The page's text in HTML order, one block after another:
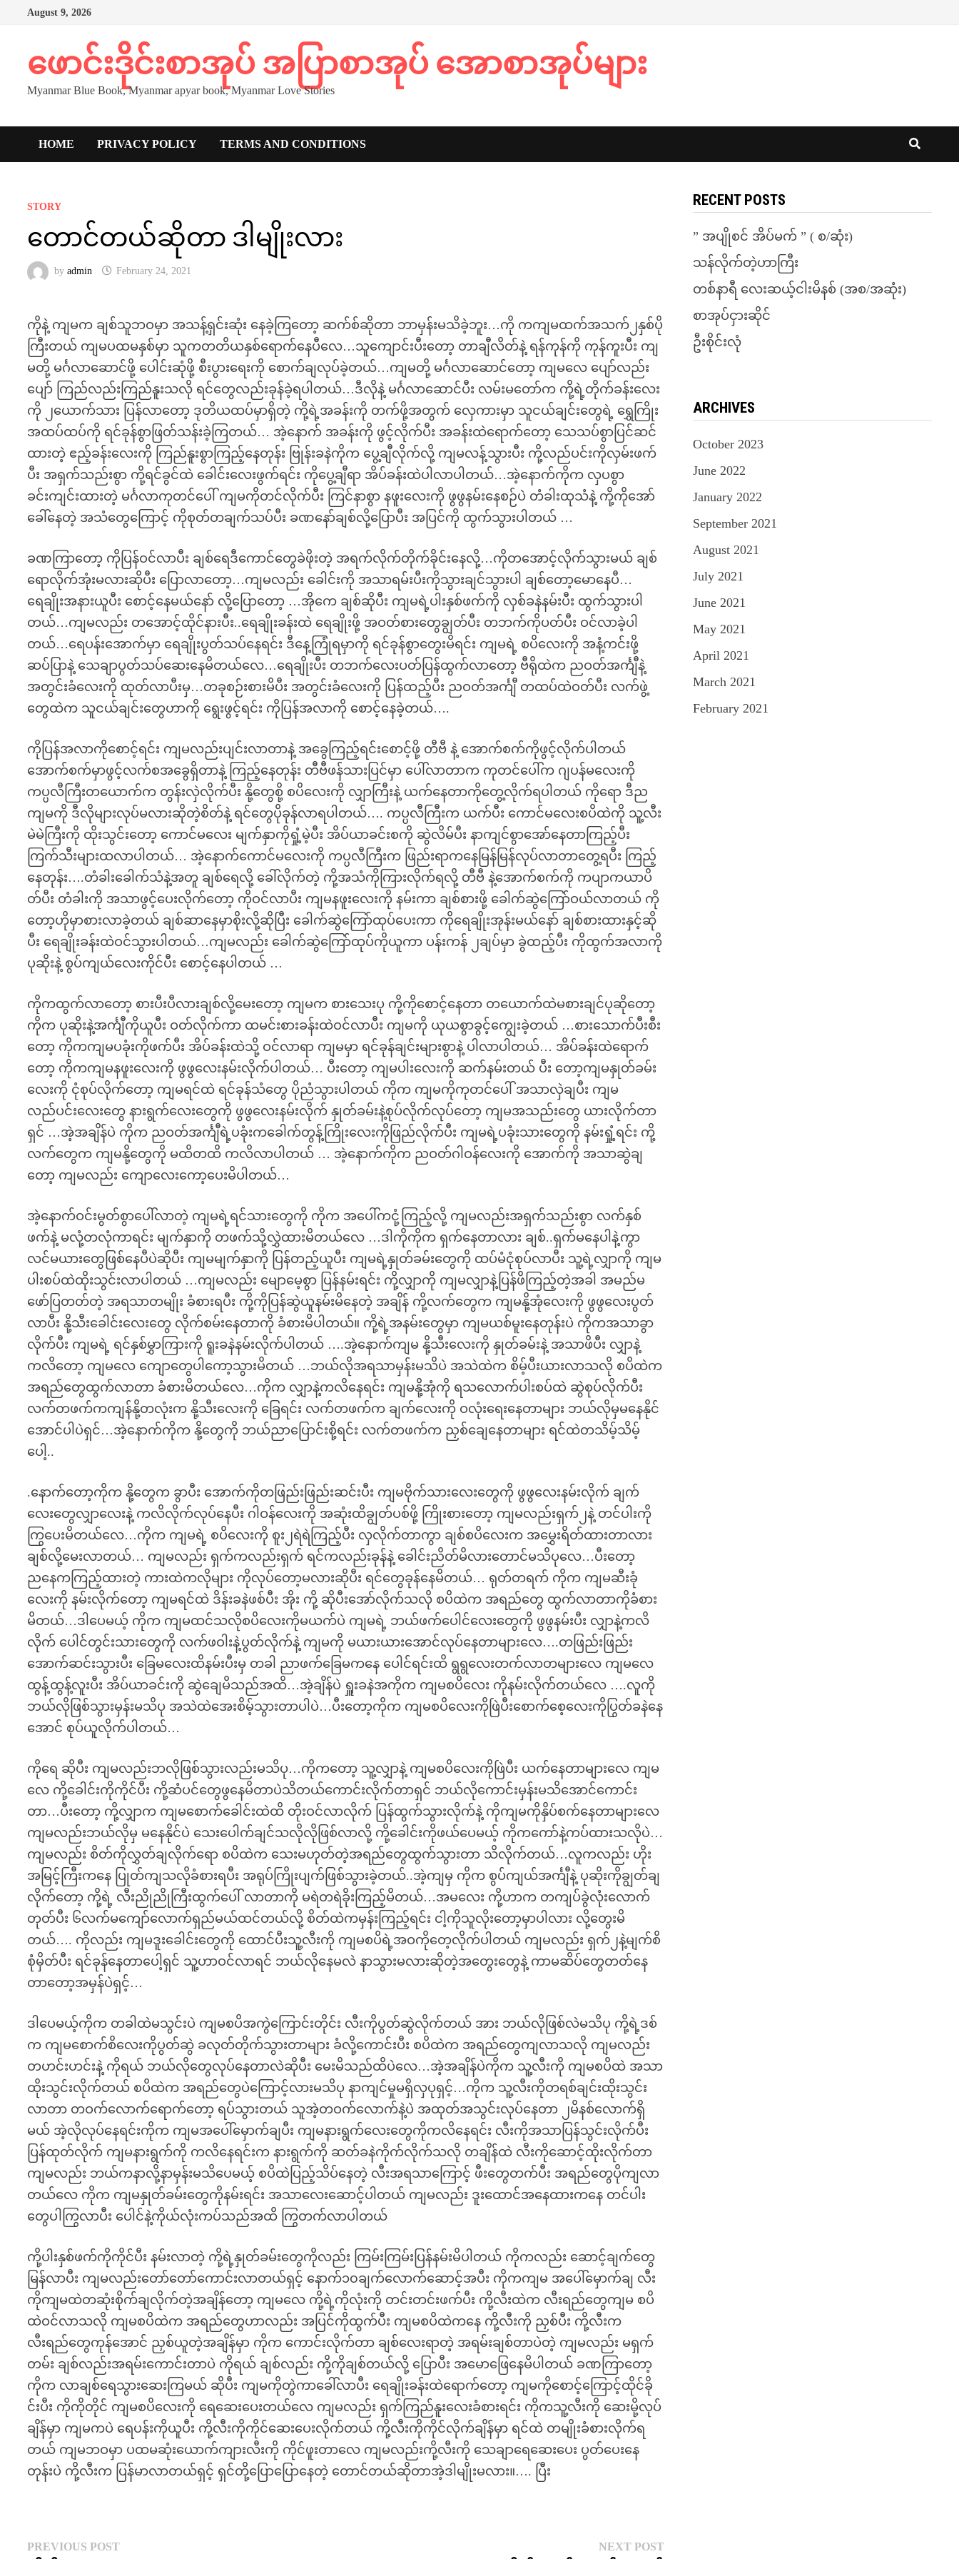
August 9, 2026
ဖောင်းဒိုင်းစာအုပ် အပြာစာအုပ် အောစာအုပ်များ
Myanmar Blue Book, Myanmar apyar book, Myanmar Love Stories
HOME PRIVACY POLICY TERMS AND CONDITIONS
STORY
တောင်တယ်ဆိုတာ ဒါမျိုးလား
byadmin February 24, 2021
ကိုနဲ့ ကျမက ချစ်သူဘဝမှာ အသန့်ရှင်းဆုံး နေခဲ့ကြတော့ ဆက်စ်ဆိုတာ ဘာမှန်းမသိခဲ့ဘူး…ကို ကကျမထက်အသက်၂နှစ်ပို
ကြီးတယ် ကျမပထမနှစ်မှာ သူကတတိယနှစ်ရောက်နေပီလေ…သူကျောင်းပီးတော့ တာချီလိတ်နဲ့ ရန်ကုန်ကို ကုန်ကူးပီး ကျ
မတို့ မင်္ဂလာဆောင်ဖို့ ပေါင်းဆုံဖို့ စီးပွားရေးကို စောက်ချလုပ်ခဲ့တယ်…ကျမတို့ မင်္ဂလာဆောင်တော့ ကျမလေ ပျော်လည်း
ပျော် ကြည်လည်းကြည်နူးသလို ရင်တွေလည်းခုန်ခဲ့ရပါတယ်…ဒီလိုနဲ့ မင်္ဂလာဆောင်ပီး လမ်းမတော်က ကို့ရဲ့တိုက်ခန်းလေး
ကို ၂ယောက်သား ပြန်လာတော့ ဒုတိယထပ်မှာရှိတဲ့ ကို့ရဲ့အခန်းကို တက်ဖို့အတွက် လှေကားမှာ သူငယ်ချင်းတွေရဲ့ ရွှေကြိုး
အထပ်ထပ်ကို ရင်ခုန်စွာဖြတ်သန်းခဲ့ကြတယ်… အဲ့နောက် အခန်းကို ဖွင့်လိုက်ပီး အခန်းထဲရောက်တော့ သေသပ်စွာပြင်ဆင်
ထားတဲ့ ဧည့်ခန်းလေးကို ကြည်နူးစွာကြည့်နေတုန်း ဗြုန်းခနဲကိုက ပွေ့ချီလိုက်လို့ ကျမလန့်သွားပီး ကို့လည်ပင်းကိုလှမ်းဖက်
ပီး အရှက်သည်းစွာ ကို့ရင်ခွင်ထဲ ခေါင်းလေးဖွက်ရင်း ကိုပွေ့ချီရာ အိပ်ခန်းထဲပါလာပါတယ်…အဲ့နောက်ကိုက လှပစွာ
ခင်းကျင်းထားတဲ့ မင်္ဂလာကုတင်ပေါ် ကျမကိုတင်လိုက်ပီး ကြင်နာစွာ နဖူးလေးကို ဖွဖွနမ်းနေစဉ်ပဲ တံခါးထုသံနဲ့ ကို့ကိုအော်
ခေါ်နေတဲ့ အသံတွေကြောင့် ကိုစုတ်တချက်သပ်ပီး ခဏနော်ချစ်လို့ပြောပီး အပြင်ကို ထွက်သွားပါတယ် …
ခဏကြာတော့ ကိုပြန်ဝင်လာပီး ချစ်ရေဒီကောင်တွေခဲဖိုးတဲ့ အရက်လိုက်တိုက်ခိုင်းနေလို့…ကိုတအောင့်လိုက်သွားမယ် ချစ်
ရောလိုက်အုံးမလားဆိုပီး ပြောလာတော့…ကျမလည်း ခေါင်းကို အသာရမ်းပီးကိုသွားချင်သွားပါ ချစ်တော့မောနေပီ…
ရေချိုးအနားယူပီး စောင့်နေမယ်နော် လို့ပြောတော့ …အိုကေ ချစ်ဆိုပီး ကျမရဲ့ပါးနှစ်ဖက်ကို လှစ်ခနဲနမ်းပီး ထွက်သွားပါ
တယ်…ကျမလည်း တအောင့်ထိုင်နားပီး..ရေချိုးခန်းထဲ ရေချိုးဖို့ အဝတ်စားတွေချွတ်ပီး တဘက်ကိုပတ်ပီး ဝင်လာခဲ့ပါ
တယ်…ရေပန်းအောက်မှာ ရေချိုးပွတ်သပ်နေရင်း ဒီနေ့ကြုံရမှာကို ရင်ခုန်စွာတွေးမိရင်း ကျမရဲ့ စပိလေးကို အနံ့ကင်းဖို့
ဆပ်ပြာနဲ့ သေချာပွတ်သပ်ဆေးနေမိတယ်လေ…ရေချိုးပီး တဘက်လေးပတ်ပြန်ထွက်လာတော့ ဗီရိုထဲက ညဝတ်အင်္ကျီနဲ့
အတွင်းခံလေးကို ထုတ်လာပီးမှ…တခုစဉ်းစားမိပီး အတွင်းခံလေးကို ပြန်ထည့်ပီး ညဝတ်အင်္ကျီ တထပ်ထဲဝတ်ပီး လက်ဖွဲ့
တွေထဲက သူငယ်ချင်းတွေဟာကို ရွေးဖွင့်ရင်း ကိုပြန်အလာကို စောင့်နေခဲ့တယ်….
ကိုပြန်အလာကိုစောင့်ရင်း ကျမလည်းပျင်းလာတာနဲ့ အခွေကြည့်ရင်းစောင့်ဖို့ တီဗီ နဲ့ အောက်စက်ကိုဖွင့်လိုက်ပါတယ်
အောက်စက်မှာဖွင့်လက်စအခွေရှိတာနဲ့ ကြည့်နေတုန်း တီဗီဖန်သားပြင်မှာ ပေါ်လာတာက ကုတင်ပေါ်က ဂျပန်မလေးကို
ကပ္ပလီကြီးတယောက်က တွန်းလှဲလိုက်ပီး နို့တွေစို့ စပိလေးကို လျှာကြီးနဲ့ ယက်နေတာကိုတွေ့လိုက်ရပါတယ် ကိုရော ဒီည
ကျမကို ဒီလိုများလုပ်မလားဆိုတဲ့စိတ်နဲ့ ရင်တွေပိုခုန်လာရပါတယ်…. ကပ္ပလီကြီးက ယက်ပီး ကောင်မလေးစပိထဲကို သူ့လီး
မဲမဲကြီးကို ထိုးသွင်းတော့ ကောင်မလေး မျက်နှာကိုရှုံ့မဲ့ပီး အိပ်ယာခင်းစကို ဆွဲလိမ်ပီး နာကျင်စွာအော်နေတာကြည့်ပီး
ကြက်သီးများထလာပါတယ်… အဲ့နောက်ကောင်မလေးကို ကပ္ပလီကြီးက ဖြည်းရာကနေမြန်မြန်လုပ်လာတာတွေ့ရပီး ကြည့်
နေတုန်း….တံခါးခေါက်သံနဲ့အတူ ချစ်ရေလို့ ခေါ်လိုက်တဲ့ ကို့အသံကိုကြားလိုက်ရလို့ တီဗီ နဲ့အောက်စက်ကို ကပျာကယာပိ
တ်ပီး တံခါးကို အသာဖွင့်ပေးလိုက်တော့ ကိုဝင်လာပီး ကျမနဖူးလေးကို နမ်းကာ ချစ်စားဖို့ ခေါက်ဆွဲကြော်ဝယ်လာတယ် ကို
တော့ဟိုမှာစားလာခဲ့တယ် ချစ်ဆာနေမှာစိုးလို့ဆိုပြီး ခေါက်ဆွဲကြော်ထုပ်ပေးကာ ကိုရေချိုးအုန်းမယ်နော် ချစ်စားထားနှင့်ဆို
ပီး ရေချိုးခန်းထဲဝင်သွားပါတယ်…ကျမလည်း ခေါက်ဆွဲကြော်ထုပ်ကိုယူကာ ပန်းကန် ၂ချပ်မှာ ခွဲထည့်ပီး ကိုထွက်အလာကို
ပုဆိုးနဲ့ စွပ်ကျယ်လေးကိုင်ပီး စောင့်နေပါတယ် …
ကိုကထွက်လာတော့ စားပီးပီလားချစ်လို့မေးတော့ ကျမက စားသေးပု ကို့ကိုစောင့်နေတာ တယောက်ထဲမစားချင်ပုဆိုတော့
ကိုက ပုဆိုးနဲ့အင်္ကျီကိုယူပီး ဝတ်လိုက်ကာ ထမင်းစားခန်းထဲဝင်လာပီး ကျမကို ယုယစွာခွင့်ကျွေးခဲ့တယ် …စားသောက်ပီးစီး
တော့ ကိုကကျမပခုံးကိုဖက်ပီး အိပ်ခန်းထဲသို့ ဝင်လာရာ ကျမမှာ ရင်ခုန်ချင်းများစွာနဲ့ ပါလာပါတယ်… အိပ်ခန်းထဲရောက်
တော့ ကိုကကျမနဖူးလေးကို ဖွဖွလေးနမ်းလိုက်ပါတယ်… ပီးတော့ ကျမပါးလေးကို ဆက်နမ်းတယ် ပီး တော့ကျမနှုတ်ခမ်း
လေးကို ငုံစုပ်လိုက်တော့ ကျမရင်ထဲ ရင်ခုန်သံတွေ ပိုညံသွားပါတယ် ကိုက ကျမကိုကုတင်ပေါ် အသာလှဲချပီး ကျမ
လည်ပင်းလေးတွေ နားရွက်လေးတွေကို ဖွဖွလေးနမ်းလိုက် နှုတ်ခမ်းနဲ့စုပ်လိုက်လုပ်တော့ ကျမအသည်းတွေ ယားလိုက်တာ
ရှင် …အဲ့အချိန်ပဲ ကိုက ညဝတ်အင်္ကျီရဲ့ပခုံးကခေါက်တွန့်ကြိုးလေးကိုဖြည်လိုက်ပီး ကျမရဲ့ပခုံးသားတွေကို နမ်းရှုံ့ရင်း ကို့
လက်တွေက ကျမနို့တွေကို မထိတထိ ကလိလာပါတယ် … အဲ့နောက်ကိုက ညဝတ်ဂါဝန်လေးကို အောက်ကို အသာဆွဲချ
တော့ ကျမလည်း ကျောလေးကော့ပေးမိပါတယ်…
အဲ့နောက်ဝင်းမွတ်စွာပေါ်လာတဲ့ ကျမရဲ့ရင်သားတွေကို ကိုက အပေါ်ကငုံ့ကြည့်လို့ ကျမလည်းအရှက်သည်းစွာ လက်နှစ်
ဖက်နဲ့ မလုံ့တလုံကာရင်း မျက်နှာကို တဖက်သို့လွှဲထားမိတယ်လေ …ဒါကိုကိုက ရှက်နေတာလား ချစ်..ရှက်မနေပါနဲ့ကွာ
လင်မယားတွေဖြစ်နေပီပဲဆိုပီး ကျမမျက်နှာကို ပြန်တည့်ယူပီး ကျမရဲ့နှုတ်ခမ်းတွေကို ထပ်မံငုံစုပ်လာပီး သူ့ရဲ့လျှာကို ကျမ
ပါးစပ်ထဲထိုးသွင်းလာပါတယ် …ကျမလည်း မျောမေ့စွာ ပြန်နမ်းရင်း ကို့လျှာကို ကျမလျှာနဲ့ပြန်ဖိကြည့်တဲ့အခါ အမည်မ
ဖော်ပြတတ်တဲ့ အရသာတမျိုး ခံစားရပီး ကို့ကိုပြန်ဆွဲယူနမ်းမိနေတဲ့ အချိန် ကို့လက်တွေက ကျမနို့အုံလေးကို ဖွဖွလေးပွတ်
လာပီး နို့သီးခေါင်းလေးတွေ လိုက်စမ်းနေတာကို ခံစားမိပါတယ်။ ကို့ရဲ့အနမ်းတွေမှာ ကျမယစ်မူးနေတုန်းပဲ ကိုကအသာခွာ
လိုက်ပီး ကျမရဲ့ ရင်နှစ်မွှာကြားကို ရူးခနဲနမ်းလိုက်ပါတယ် ….အဲ့နောက်ကျမ နို့သီးလေးကို နှုတ်ခမ်းနဲ့ အသာဖိပီး လျှာနဲ့
ကလိတော့ ကျမလေ ကျောတွေပါကော့သွားမိတယ် …ဘယ်လိုအရသာမှန်းမသိပဲ အသဲထဲက စိမ့်ပီးယားလာသလို စပိထဲက
အရည်တွေထွက်လာတာ ခံစားမိတယ်လေ…ကိုက လျှာနဲ့ကလိနေရင်း ကျမနို့အုံကို ရသလောက်ပါးစပ်ထဲ ဆွဲစုပ်လိုက်ပီး
လက်တဖက်ကကျန်နို့တလုံးက နို့သီးလေးကို ခြေရင်း လက်တဖက်က ချက်လေးကို ဝလုံးရေးနေတာများ ဘယ်လိုမှမနေနိုင်
အောင်ပါပဲရှင်…အဲ့နောက်ကိုက နို့တွေကို ဘယ်ညာပြောင်းစို့ရင်း လက်တဖက်က ညှစ်ချေနေတာများ ရင်ထဲတသိမ့်သိမ့်
ပေါ့..
.နောက်တော့ကိုက နို့တွေက ခွာပီး အောက်ကိုတဖြည်းဖြည်းဆင်းပီး ကျမဗိုက်သားလေးတွေကို ဖွဖွလေးနမ်းလိုက် ချက်
လေးတွေလျှာလေးနဲ့ ကလိလိုက်လုပ်နေပီး ဂါဝန်လေးကို အဆုံးထိချွတ်ပစ်ဖို့ ကြိုးစားတော့ ကျမလည်းရှက်၂နဲ့ တင်ပါးကို
ကြွပေးမိတယ်လေ…ကိုက ကျမရဲ့ စပိလေးကို စူး၂ရဲရဲကြည့်ပီး လှလိုက်တာကွာ ချစ်စပိလေးက အမွှေးရိတ်ထားတာလား
ချစ်လို့မေးလာတယ်… ကျမလည်း ရှက်ကလည်းရှက် ရင်ကလည်းခုန်နဲ့ ခေါင်းညိတ်မိလားတောင်မသိပုလေ…ပီးတော့
ညနေကကြည့်ထားတဲ့ ကားထဲကလိုများ ကိုလုပ်တော့မလားဆိုပီး ရင်တွေခုန်နေမိတယ်… ရုတ်တရက် ကိုက ကျမဆီးခုံ
လေးကို နမ်းလိုက်တော့ ကျမရင်ထဲ ဒိန်းခနဲဖစ်ပီး အိုး ကို့ ဆိုပီးအော်လိုက်သလို စပိထဲက အရည်တွေ ထွက်လာတာကိုခံစား
မိတယ်…ဒါပေမယ့် ကိုက ကျမထင်သလိုစပိလေးကိုမယက်ပဲ ကျမရဲ့ ဘယ်ဖက်ပေါင်လေးတွေကို ဖွဖွနမ်းပီး လျှာနဲ့ကလိ
လိုက် ပေါင်တွင်းသားတွေကို လက်ဖဝါးနဲ့ပွတ်လိုက်နဲ့ ကျမကို မယားယားအောင်လုပ်နေတာများလေ….တဖြည်းဖြည်း
အောက်ဆင်းသွားပီး ခြေမလေးထိနမ်းပီးမှ တခါ ညာဖက်ခြေမကနေ ပေါင်ရင်းထိ ရွရွလေးတက်လာတများလေ ကျမလေ
ထွန့်ထွန့်လူးပီး အိပ်ယာခင်းကို ဆွဲချေမိသည်အထိ…အဲ့ချိန်ပဲ ရှူးခနဲအကိုက ကျမစပိလေး ကိုနမ်းလိုက်တယ်လေ ….လူကို
ဘယ်လိုဖြစ်သွားမှန်းမသိပု အသဲထဲအေးစိမ့်သွားတာပါပဲ…ပီးတော့ကိုက ကျမစပိလေးကိုဖြဲပီးစောက်စေ့လေးကိုပြွတ်ခနဲနေ
အောင် စုပ်ယူလိုက်ပါတယ်…
ကိုရေ ဆိုပီး ကျမလည်းဘလိုဖြစ်သွားလည်းမသိပု…ကိုကတော့ သူ့လျှာနဲ့ ကျမစပိလေးကိုဖြဲပီး ယက်နေတာများလေ ကျမ
လေ ကို့ခေါင်းကိုကိုင်ပီး ကို့ဆံပင်တွေဖွနေမိတာပဲသိတယ်ကောင်းလိုက်တာရှင် ဘယ်လိုကောင်းမှန်းမသိအောင်ကောင်း
တာ…ပီးတော့ ကို့လျှာက ကျမစောက်ခေါင်းထဲထိ တိုးဝင်လာလိုက် ပြန်ထွက်သွားလိုက်နဲ့ ကိုကျမကိုနှိပ်စက်နေတာများလေ
ကျမလည်းဘယ်လိုမှ မနေနိုင်ပဲ သေးပေါက်ချင်သလိုလိုဖြစ်လာလို့ ကို့ခေါင်းကိုဖယ်ပေမယ့် ကိုကကော်နဲ့ကပ်ထားသလိုပဲ…
ကျမလည်း စိတ်ကိုလွှတ်ချလိုက်ရော စပိထဲက သေးမဟုတ်တဲ့အရည်တွေထွက်သွားတာ သိလိုက်တယ်…လူကလည်း ဟိုး
အမြင့်ကြီးကနေ ပြုတ်ကျသလိုခံစားရပီး အရုပ်ကြိုးပျက်ဖြစ်သွားခဲ့တယ်..အဲ့ကျမှ ကိုက စွပ်ကျယ်အင်္ကျီနဲ့ ပုဆိုးကိုချွတ်ချ
လိုက်တော့ ကို့ရဲ့ လီးညိုညိုကြီးထွက်ပေါ် လာတာကို မရဲတရဲခိုးကြည့်မိတယ်…အမလေး ကို့ဟာက တကျပ်ခွဲလုံးလောက်
တုတ်ပီး ၆လက်မကျော်လောက်ရှည်မယ်ထင်တယ်လို့ စိတ်ထဲကမှန်းကြည့်ရင်း ငါ့ကိုသူလိုးတော့မှာပါလား လို့တွေးမိ
တယ်…. ကိုလည်း ကျမဒူးခေါင်းတွေကို ထောင်ပီးသူ့လီးကို ကျမစပိရဲ့အဝကိုတေ့လိုက်ပါတယ် ကျမလည်း ရှက်၂နဲ့မျက်စိ
စုံမှိတ်ပီး ရင်ခုန်နေတာပေါ့ရှင် သူ့ဟာဝင်လာရင် ဘယ်လိုနေမလဲ နာသွားမလားဆိုတဲ့အတွေးတွေနဲ့ ကာမဆိပ်တွေတတ်နေ
တာတော့အမှန်ပဲရှင့်…
ဒါပေမယ့်ကိုက တခါထဲမသွင်းပဲ ကျမစပိအကွဲကြောင်းတိုင်း လီးကိုပွတ်ဆွဲလိုက်တယ် အား ဘယ်လိုဖြစ်လဲမသိပု ကို့ရဲ့ဒစ်
က ကျမစောက်စိလေးကိုပွတ်ဆွဲ ခလုတ်တိုက်သွားတာများ ခံလို့ကောင်းပီး စပိထဲက အရည်တွေကျလာသလို ကျမလည်း
တဟင်းဟင်းနဲ့ ကိုရယ် ဘယ်လိုတွေလုပ်နေတာလဲဆိုပီး မေးမိသည်ထိပဲလေ…အဲ့အချိန်ပဲကိုက သူ့လီးကို ကျမစပိထဲ အသာ
ထိုးသွင်းလိုက်တယ် စပိထဲက အရည်တွေပဲကြောင့်လားမသိပု နာကျင်မှုမရှိလှပုရှင့်…ကိုက သူ့လီးကိုတရစ်ချင်းထိုးသွင်း
လာတာ တဝက်လောက်ရောက်တော့ ရပ်သွားတယ် သူအဲ့တဝက်လောက်နဲ့ပဲ အထုတ်အသွင်းလုပ်နေတာ ၂မိနစ်လောက်ရှိ
မယ် အဲ့လိုလုပ်နေရင်းကိုက ကျမအပေါ်မှောက်ချပီး ကျမနားရွက်လေးတွေကိုကလိနေရင်း လီးကိုအသာပြန်သွင်းလိုက်ပီး
ပြန်ထုတ်လိုက် ကျမနားရွက်ကို ကလိနေရင်းက နားရွက်ကို ဆတ်ခနဲကိုက်လိုက်သလို တချိန်ထဲ လီးကိုဆောင့်ထိုးလိုက်တာ
ကျမလည်း ဘယ်ကနာလို့နာမှန်းမသိပေမယ့် စပိထဲပြည့်သိပ်နေတဲ့ လီးအရသာကြောင့် ဖီးတွေတက်ပီး အရည်တွေပိုကျလာ
တယ်လေ ကိုက ကျမနှုတ်ခမ်းတွေကိုနမ်းရင်း အသာလေးဆောင့်ပါတယ် ကျမလည်း ဒူးထောင်အနေထားကနေ တင်ပါး
တွေပါကြွလာပီး ပေါင်နဲ့ကိုယ်လုံးကပ်သည်အထိ ကြွတက်လာပါတယ်
ကို့ပါးနှစ်ဖက်ကိုကိုင်ပီး နမ်းလာတဲ့ ကို့ရဲ့နှုတ်ခမ်းတွေကိုလည်း ကြမ်းကြမ်းပြန်နမ်းမိပါတယ် ကိုကလည်း ဆောင့်ချက်တွေ
မြန်လာပီး ကျမလည်းတော်တော်ကောင်းလာတယ်ရှင့် နောက်၁၀ချက်လောက်ဆောင့်အပီး ကိုကကျမ အပေါ်မှောက်ချ လီး
ကိုကျမထဲတဆုံးစိုက်ချလိုက်တဲ့အချိန်တော့ ကျမလေ ကို့ရဲ့ကိုလုံးကို တင်းတင်းဖက်ပီး ကို့လီးထဲက လီးရည်တွေကျမ စပိ
ထဲဝင်လာသလို ကျမစပိထဲက အရည်တွေဟာလည်း အပြင်ကိုထွက်ပီး ကျမစပိထဲကနေ ကို့လီးကို ညှစ်ပီး ကို့လီးက
လီးရည်တွေကုန်အောင် ညှစ်ယူတဲ့အချိန်မှာ ကိုက ကောင်းလိုက်တာ ချစ်လေးရာတဲ့ အရမ်းချစ်တာပဲတဲ့ ကျမလည်း မရှက်
တမ်း ချစ်လည်းအရမ်းကောင်းတာပဲ ကိုရယ် ချစ်လည်း ကို့ကိုချစ်တယ်လို့ ပြောပီး အမောဖြေနေမိပါတယ် ခဏကြာတော့
ကိုက လာချစ်ရေသွားဆေးကြမယ် ဆိုပီး ကျမကိုတွဲကာခေါ်လာပီး ရေချိုးခန်းထဲရောက်တော့ ကျမကိုစောင့်ကြောင့်ထိုင်ခို
င်းပီး ကိုကိုတိုင် ကျမစပိလေးကို ရေဆေးပေးတယ်လေ ကျမလည်း ရှက်ကြည်နူးလေးခံစားရင်း ကိုကသူ့လီးကို ဆေးမို့လုပ်
ချိန်မှာ ကျမကပဲ ရေပန်းကိုယူပီး ကို့လီးကိုကိုင်ဆေးပေးလိုက်တယ် ကို့လီးကိုကိုင်လိုက်ချိန်မှာ ရင်ထဲ တမျိုးခံစားလိုက်ရ
တယ် ကျမဘဝမှာ ပထမဆုံးယောက်ကျားလီးကို ကိုင်ဖူးတာလေ ကျမလည်းကို့လီးကို သေချာရေဆေးပေး ပွတ်ပေးနေ
တုန်းပဲ ကို့လီးက ပြန်မာလာတယ်ရှင့် ရှင်တို့ပြောပြောနေတဲ့ တောင်တယ်ဆိုတာအဲ့ဒါမျိုးမလား။…. ပြီး
Post
PREVIOUS POSTPrevious
NEXT POSTNext
RECENT POSTS
” အပျိုစင် အိပ်မက် ” ( စ/ဆုံး)
သန်လိုက်တဲ့ဟာကြီး
တစ်နာရီ လေးဆယ့်ငါးမိနစ် (အစ/အဆုံး)
စာအုပ်ငှားဆိုင်
ဦးစိုင်းလုံ
ARCHIVES
October 2023
June 2022
January 2022
September 2021
August 2021
July 2021
June 2021
May 2021
April 2021
March 2021
February 2021